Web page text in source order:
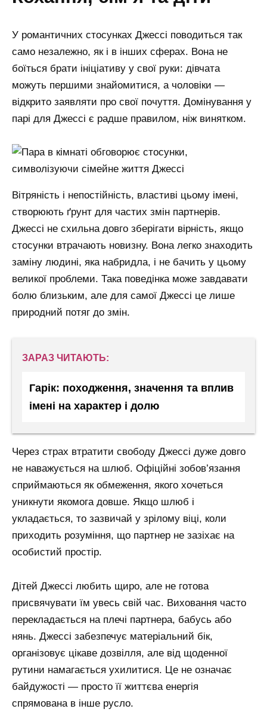
У романтичних стосунках Джессі поводиться так
само незалежно, як і в інших сферах. Вона не
боїться брати ініціативу у свої руки: дівчата
можуть першими знайомитися, а чоловіки —
відкрито заявляти про свої почуття. Домінування у
парі для Джессі є радше правилом, ніж винятком.
Вітряність і непостійність, властиві цьому імені,
створюють ґрунт для частих змін партнерів.
Джессі не схильна довго зберігати вірність, якщо
стосунки втрачають новизну. Вона легко знаходить
заміну людині, яка набридла, і не бачить у цьому
великої проблеми. Така поведінка може завдавати
болю близьким, але для самої Джессі це лише
природний потяг до змін.
ЗАРАЗ ЧИТАЮТЬ:
Гарік: походження, значення та вплив
імені на характер і долю
Через страх втратити свободу Джессі дуже довго
не наважується на шлюб. Офіційні зобов’язання
сприймаються як обмеження, якого хочеться
уникнути якомога довше. Якщо шлюб і
укладається, то зазвичай у зрілому віці, коли
приходить розуміння, що партнер не зазіхає на
особистий простір.
Дітей Джессі любить щиро, але не готова
присвячувати їм увесь свій час. Виховання часто
перекладається на плечі партнера, бабусь або
нянь. Джессі забезпечує матеріальний бік,
організовує цікаве дозвілля, але від щоденної
рутини намагається ухилитися. Це не означає
байдужості — просто її життєва енергія
спрямована в інше русло.